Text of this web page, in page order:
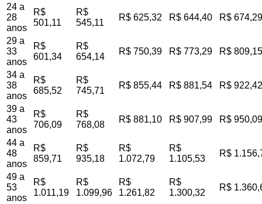
24 a
28
anos
R$
501,11
R$
545,11
R$ 625,32 R$ 644,40 R$ 674,29
29 a
33
anos
R$
601,34
R$
654,14
R$ 750,39 R$ 773,29 R$ 809,15
34 a
38
anos
R$
685,52
R$
745,71
R$ 855,44 R$ 881,54 R$ 922,42
39 a
43
anos
R$
706,09
R$
768,08
R$ 881,10 R$ 907,99 R$ 950,09
44 a
48
anos
R$
859,71
R$
935,18
R$
1.072,79
R$
1.105,53
R$
49 a
53
anos
R$
1.011,19
R$
1.099,96
R$
1.261,82
R$
1.300,32
R$